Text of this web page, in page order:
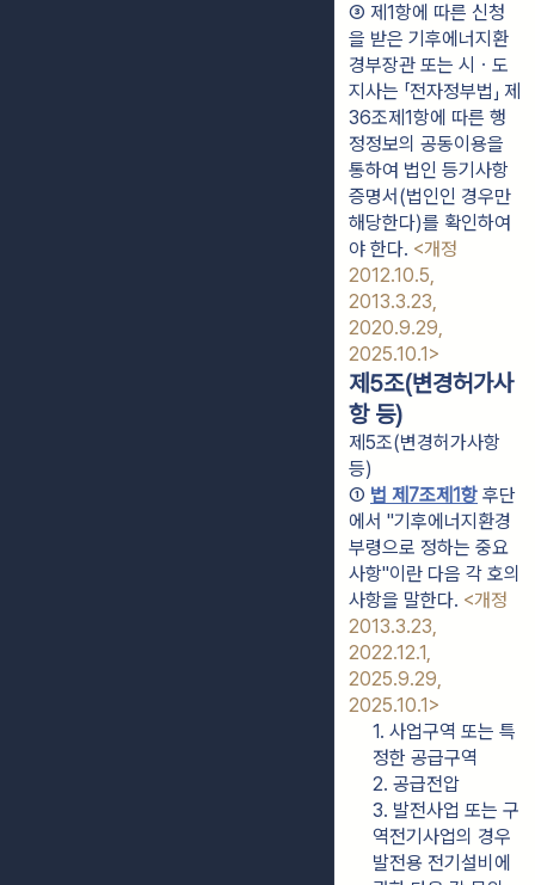
③ 제1항에 따른 신청
을 받은 기후에너지환
경부장관 또는 시ㆍ도
지사는 「전자정부법」 제
36조제1항에 따른 행
정정보의 공동이용을
통하여 법인 등기사항
증명서(법인인 경우만
해당한다)를 확인하여
야 한다. <개정
2012.10.5,
2013.3.23,
2020.9.29,
2025.10.1>
제5조(변경허가사
항 등)
제5조(변경허가사항
등)
① 법 제7조제1항 후단
에서 "기후에너지환경
부령으로 정하는 중요
사항"이란 다음 각 호의
사항을 말한다. <개정
2013.3.23,
2022.12.1,
2025.9.29,
2025.10.1>
1. 사업구역 또는 특
정한 공급구역
2. 공급전압
3. 발전사업 또는 구
역전기사업의 경우
발전용 전기설비에